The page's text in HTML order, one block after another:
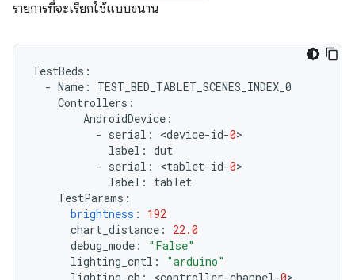
รายการที่จะเรียกใช้แบบขนาน
TestBeds :
- Name :
TEST_BED_TABLET_SCENES_INDEX_0
Controllers :
AndroidDevice :
- serial : <device-id-0
label : dut
- serial : <tablet-id-0
label :
tablet
TestParams :
brightness :
192
chart_distance :
22.0
debug_mode :
"False"
lighting_cntl :
"arduino"